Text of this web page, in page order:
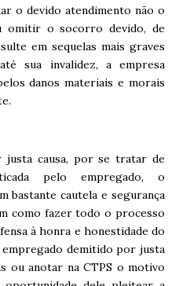
o devido atendimento não o
omitir o socorro devido, de
em sequelas mais graves
sua invalidez, a empresa
danos materiais e morais
justa causa, por se tratar de
pelo empregado, o
bastante cautela e segurança
como fazer todo o processo
à honra e honestidade do
demitido por justa
ou anotar na CTPS o motivo